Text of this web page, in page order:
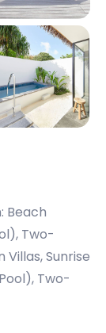
Beach
Two-
Villas, Sunrise
Two-